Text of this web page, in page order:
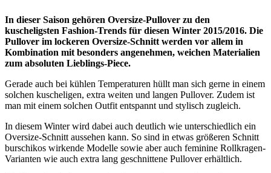
In dieser Saison gehören Oversize-Pullover zu den
kuscheligsten Fashion-Trends für diesen Winter 2015/2016. Die
Pullover im lockeren Oversize-Schnitt werden vor allem in
Kombination mit besonders angenehmen, weichen Materialien
zum absoluten Lieblings-Piece.
Gerade auch bei kühlen Temperaturen hüllt man sich gerne in einem
solchen kuscheligen, extra weiten und langen Pullover. Zudem ist
man mit einem solchen Outfit entspannt und stylisch zugleich.
In diesem Winter wird dabei auch deutlich wie unterschiedlich ein
Oversize-Schnitt aussehen kann. So sind in etwas größeren Schnitt
burschikos wirkende Modelle sowie aber auch feminine Rollkragen-
Varianten wie auch extra lang geschnittene Pullover erhältlich.